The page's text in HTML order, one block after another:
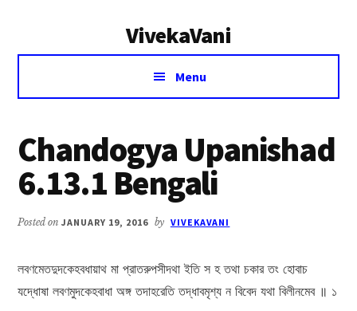
VivekaVani
Voice
Vivekananda
Menu
Chandogya Upanishad
6.13.1 Bengali
Posted onJANUARY 19, 2016 by VIVEKAVANI
লবণমেতদুদকেহবধায়াথ মা প্রাতরুপসীদথা ইতি স হ তথা চকার তং হোবাচ
যদ্ধোষা লবণমুদকেহবাধা অঙ্গ তদাহরেতি তদ্ধাবমৃশ্য ন বিবেদ যথা বিলীনমেব ॥ ১